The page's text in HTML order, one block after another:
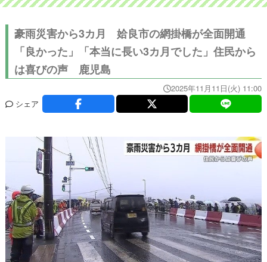
豪雨災害から3カ月 姶良市の網掛橋が全面開通
「良かった」「本当に長い3カ月でした」住民から
は喜びの声 鹿児島
2025年11月11日(火) 11:00
シェア